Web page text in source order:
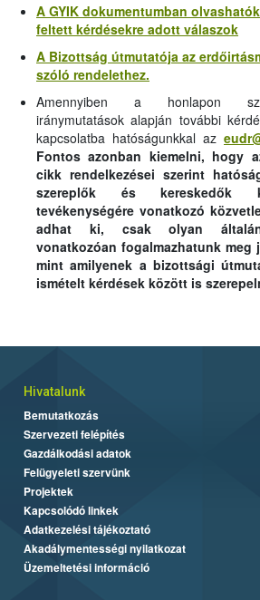
A GYIK dokumentumban
feltett kérdésekre adott válaszok
A Bizottság útmutatója az
szóló rendelethez.
Amennyiben a honlapon
iránymutatások alapján további
kapcsolatba hatóságunkkal az
Fontos azonban kiemelni, hogy
cikk rendelkezései szerint
szereplők és kereskedők
tevékenységére vonatkozó
adhat ki, csak olyan
vonatkozóan fogalmazhatunk meg
mint amilyenek a bizottsági
ismételt kérdések között is
Hivatalunk
Bemutatkozás
Szervezeti felépítés
Gazdálkodási adatok
Felügyeleti szervünk
Projektek
Kapcsolódó linkek
Adatkezelési tájékoztató
Akadálymentességi nyilatkozat
Üzemeltetési információ